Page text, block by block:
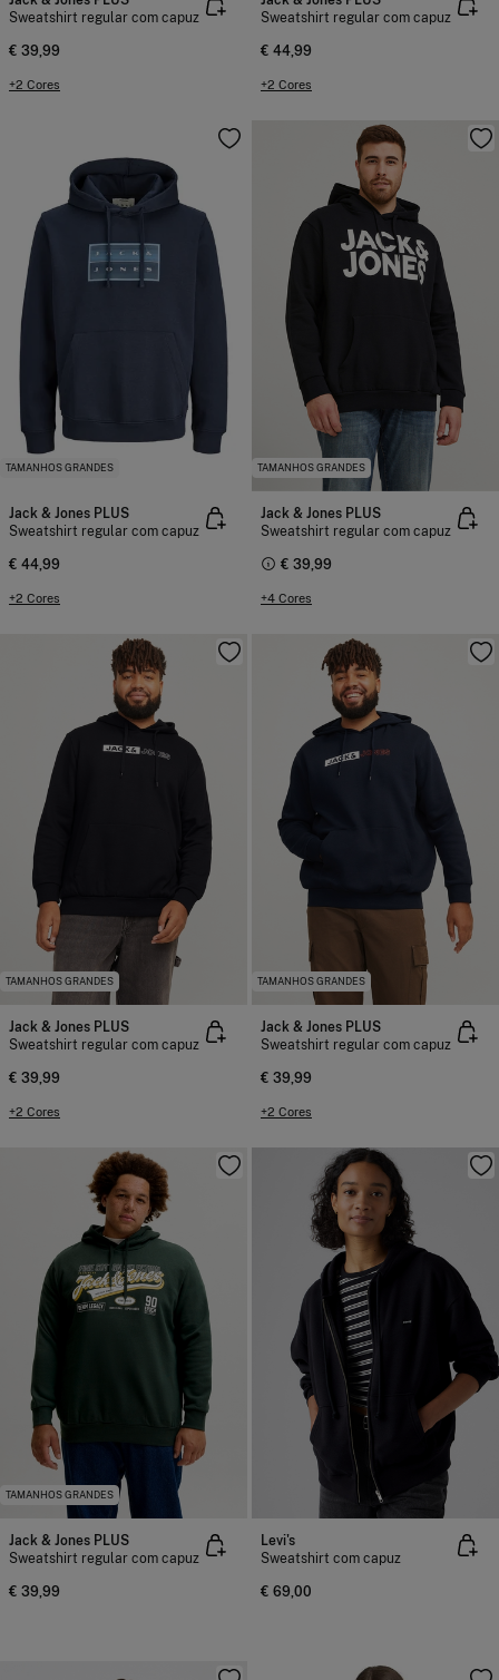
Sweatshirt regular com capuz
€ 39,99
+2 Cores
Sweatshirt regular com capuz
€ 44,99
+2 Cores
TAMANHOS GRANDES
Jack & Jones PLUS
Sweatshirt regular com capuz
€ 44,99
+2 Cores
TAMANHOS GRANDES
Jack & Jones PLUS
Sweatshirt regular com capuz
€ 39,99
+4 Cores
TAMANHOS GRANDES
Jack & Jones PLUS
Sweatshirt regular com capuz
€ 39,99
+2 Cores
TAMANHOS GRANDES
Jack & Jones PLUS
Sweatshirt regular com capuz
€ 39,99
+2 Cores
TAMANHOS GRANDES
Jack & Jones PLUS
Sweatshirt regular com capuz
€ 39,99
Levi's
Sweatshirt com capuz
€ 69,00